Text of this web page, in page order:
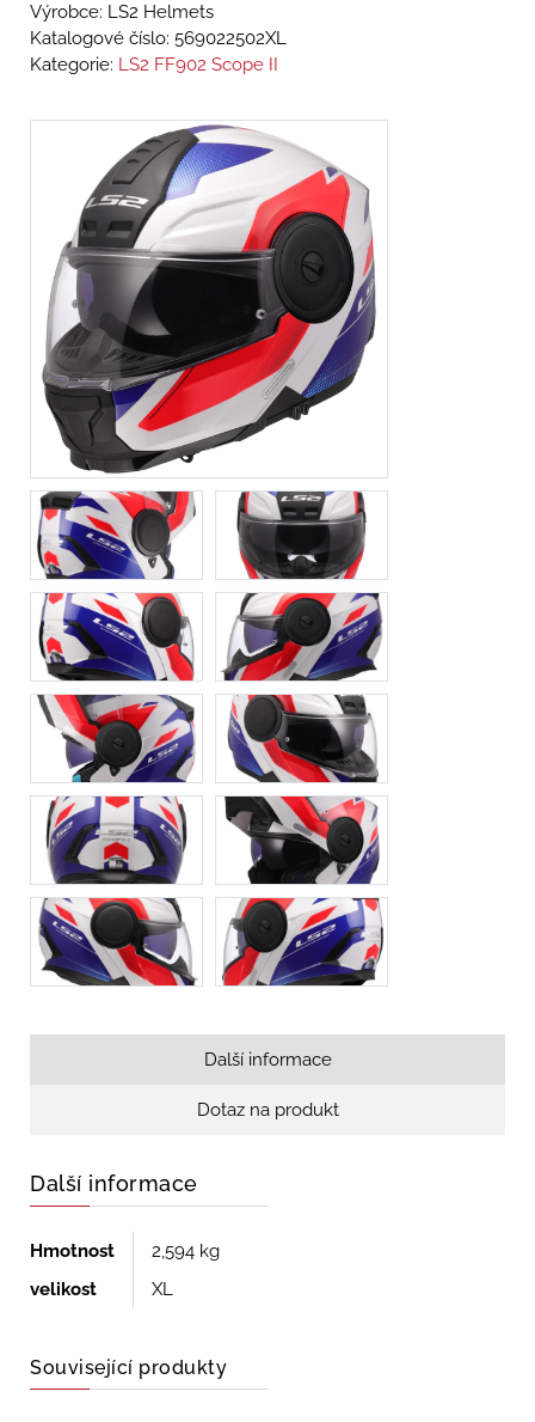
Výrobce: LS2 Helmets
Katalogové číslo: 569022502XL
Kategorie: LS2 FF902 Scope II
Další informace
Dotaz na produkt
Další informace
Hmotnost
2,594 kg
velikost
XL
Související produkty